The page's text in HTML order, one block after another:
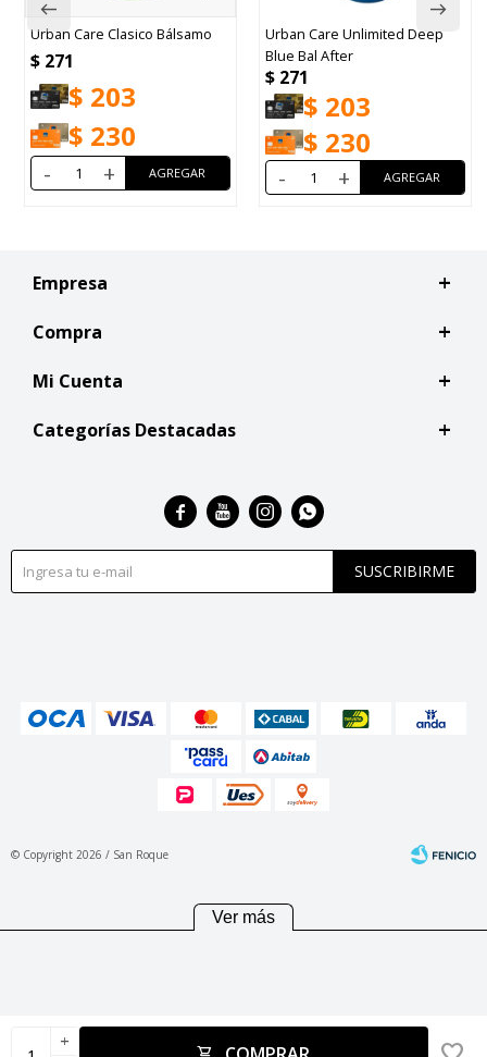
add
Urban Care Clasico Bálsamo
$271
$203
$230
+
Urban Care Unlimited Deep
Blue Bal After
$271
$203
$230
+
Empresa
Compra
Mi Cuenta
Categorías Destacadas
SUSCRIBIRME
   
© Copyright 2026 / San Roque
Ver más